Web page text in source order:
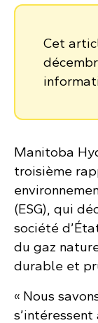
Cet
Manitoba
troisième
(ESG), qui
société
du gaz
durable et
« Nous